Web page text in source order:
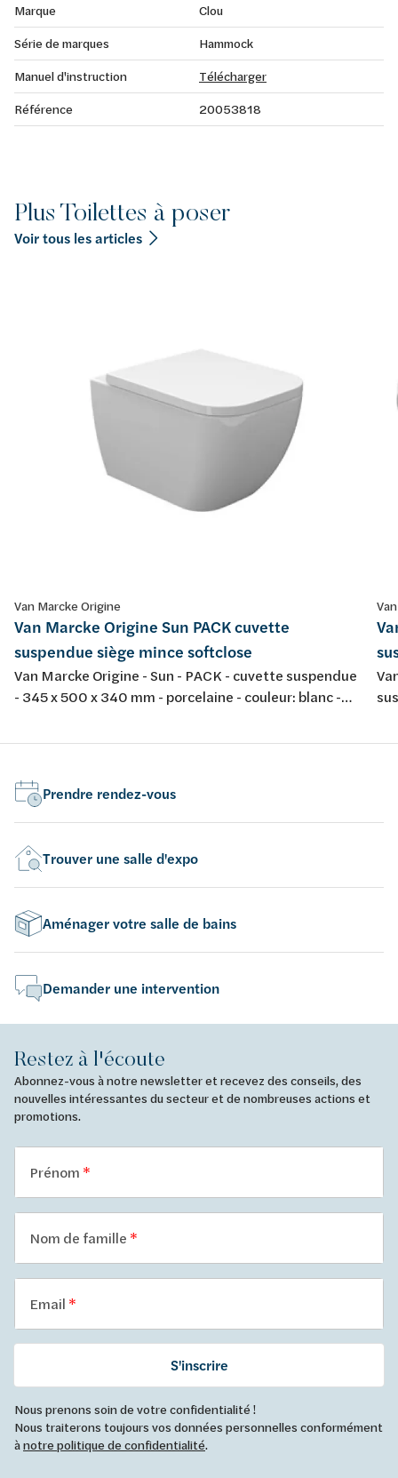
Marque
Clou
Série de marques
Hammock
Manuel d'instruction
Télécharger
Référence
20053818
Plus Toilettes à poser
Voir tous les articles
Van Marcke Origine
Van Marcke Origine Sun PACK cuvette
suspendue siège mince softclose
Van Marcke Origine - Sun - PACK - cuvette suspendue
- 345 x 500 x 340 mm - porcelaine - couleur: blanc -
Prendre rendez-vous
Trouver une salle d'expo
Aménager votre salle de bains
Demander une intervention
Restez à l'écoute
Abonnez-vous à notre newsletter et recevez des conseils, des
nouvelles intéressantes du secteur et de nombreuses actions et
promotions.
Prénom
Nom de famille
Email
S'inscrire
Nous prenons soin de votre confidentialité !
Nous traiterons toujours vos données personnelles conformément
ànotre politique de confidentialité.